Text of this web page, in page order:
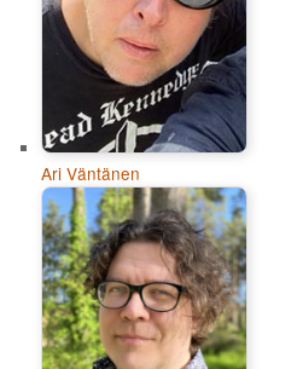
Ari Väntänen